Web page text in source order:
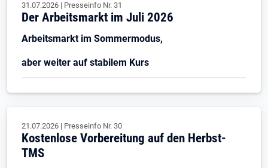
31.07.2026 | Presseinfo Nr. 31
Der Arbeitsmarkt im Juli 2026
Arbeitsmarkt im Sommermodus,
aber weiter auf stabilem Kurs
21.07.2026 | Presseinfo Nr. 30
Kostenlose Vorbereitung auf den Herbst-
TMS